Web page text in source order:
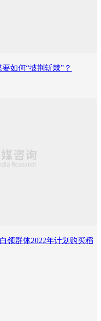
如何“披荆斩棘”？
领群体2022年计划购买稻